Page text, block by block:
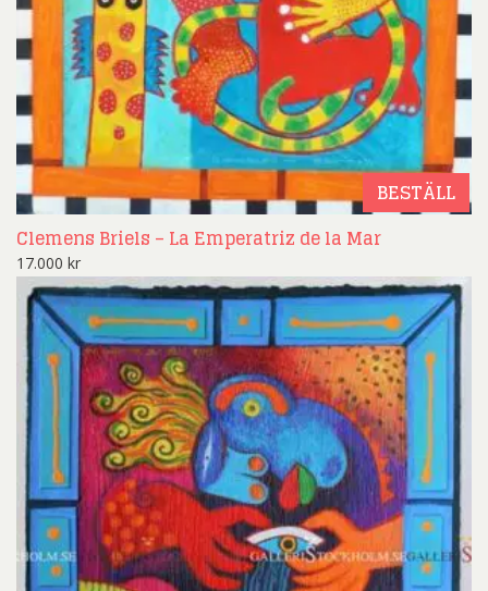
BESTÄLL
Clemens Briels – La Emperatriz de la Mar
17.000 kr